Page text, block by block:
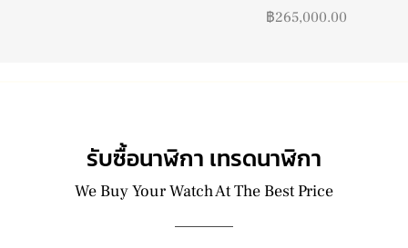
฿265,000.00
รับซื้อนาฬิกา เทรดนาฬิกา
We Buy Your Watch At The Best Price